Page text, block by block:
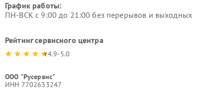
График работы:
ПН-ВСК с 9:00 до 21:00 без перерывов и выходных
Рейтинг сервисного центра
4.9-5.0
ООО "Русервис"
ИНН 7702633247